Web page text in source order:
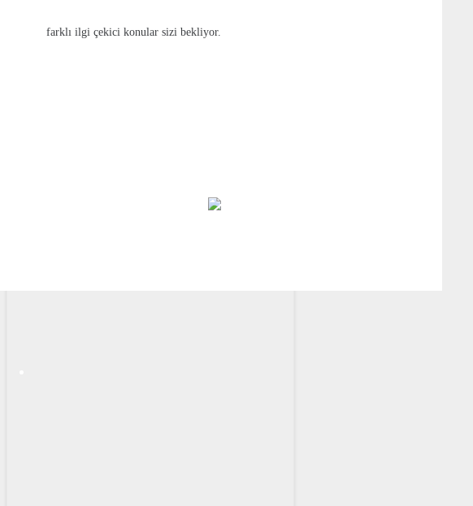
farklı ilgi çekici konular sizi bekliyor.
Kadıköy Life Dergisi 130. Sayı